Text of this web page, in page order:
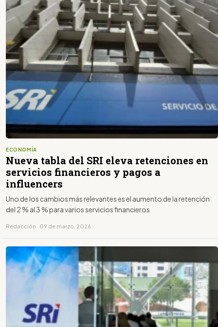
ECONOMÍA
Nueva tabla del SRI eleva retenciones en
servicios financieros y pagos a
influencers
Uno de los cambios más relevantes es el aumento de la retención
del 2 % al 3 % para varios servicios financieros
Redacción · 09 de marzo, 2026